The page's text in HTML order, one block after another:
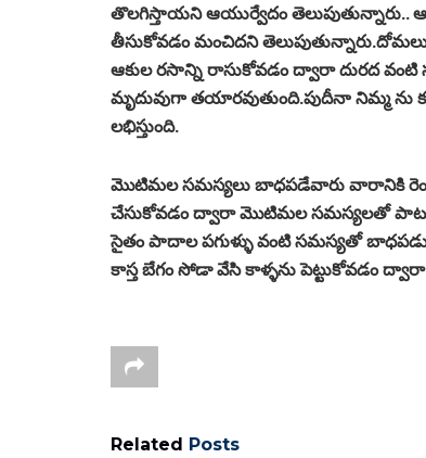
తొలగిస్తాయని ఆయుర్వేదం
తీసుకోవడం మంచిదని తెలుపుతున్నారు.దోమలు
ఆకుల రసాన్ని రాసుకోవడం ద్వారా దురద
మృదువుగా తయారవుతుంది.పుదీనా నిమ్మ ను
లభిస్తుంది.
మొటిమల సమస్యలు బాధపడేవారు వారానికి
చేసుకోవడం ద్వారా మొటిమల సమస్యలతో పాటు
సైతం పాదాల పగుళ్ళు వంటి సమస్యతో
కాస్త బేగం సోడా వేసి కాళ్ళను పెట్టుకోవడం ద్వారా
Related Posts